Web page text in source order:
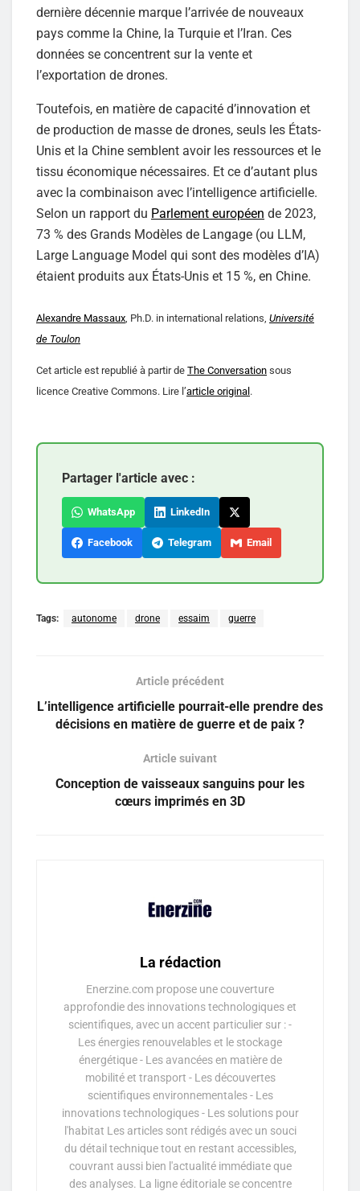
dernière décennie marque l’arrivée de nouveaux
pays comme la Chine, la Turquie et l’Iran. Ces
données se concentrent sur la vente et
l’exportation de drones.
Toutefois, en matière de capacité d’innovation et
de production de masse de drones, seuls les États-
Unis et la Chine semblent avoir les ressources et le
tissu économique nécessaires. Et ce d’autant plus
avec la combinaison avec l’intelligence artificielle.
Selon un rapport du Parlement européen de 2023,
73 % des Grands Modèles de Langage (ou LLM,
Large Language Model qui sont des modèles d’IA)
étaient produits aux États-Unis et 15 %, en Chine.
Alexandre Massaux, Ph.D. in international relations, Université
de Toulon
Cet article est republié à partir de The Conversation sous
licence Creative Commons. Lire l’article original .
Partager l'article avec :
WhatsApp LinkedIn
Facebook Telegram Email
Tags: autonome drone essaim guerre
Article précédent
L’intelligence artificielle pourrait-elle prendre des
décisions en matière de guerre et de paix ?
Article suivant
Conception de vaisseaux sanguins pour les
cœurs imprimés en 3D
La rédaction
Enerzine.com propose une couverture
approfondie des innovations technologiques et
scientifiques, avec un accent particulier sur : -
Les énergies renouvelables et le stockage
énergétique - Les avancées en matière de
mobilité et transport - Les découvertes
scientifiques environnementales - Les
innovations technologiques - Les solutions pour
l'habitat Les articles sont rédigés avec un souci
du détail technique tout en restant accessibles,
couvrant aussi bien l'actualité immédiate que
des analyses. La ligne éditoriale se concentre